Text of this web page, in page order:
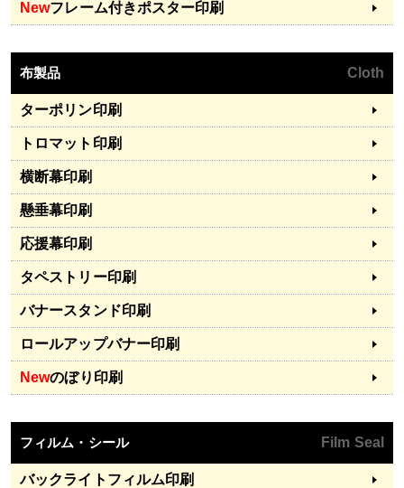
Newフレーム付きポスター印刷
布製品 Cloth
ターポリン印刷
トロマット印刷
横断幕印刷
懸垂幕印刷
応援幕印刷
タペストリー印刷
バナースタンド印刷
ロールアップバナー印刷
Newのぼり印刷
フィルム・シール Film Seal
バックライトフィルム印刷